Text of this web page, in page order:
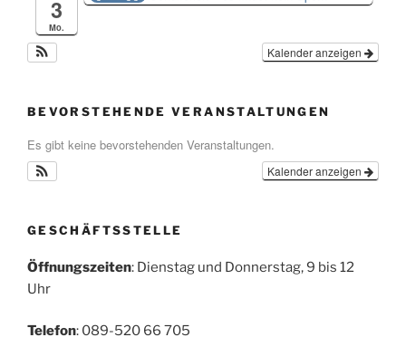
3
Mo.
Kalender anzeigen
BEVORSTEHENDE VERANSTALTUNGEN
Es gibt keine bevorstehenden Veranstaltungen.
Kalender anzeigen
GESCHÄFTSSTELLE
Öffnungszeiten: Dienstag und Donnerstag, 9 bis 12
Uhr
Telefon: 089-520 66 705